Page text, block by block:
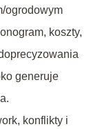
ogrodowym
koszty,
generuje
konflikty i